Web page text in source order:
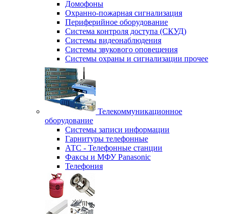
Домофоны
Охранно-пожарная сигнализация
Периферийное оборудование
Система контроля доступа (СКУД)
Системы видеонаблюдения
Системы звукового оповещения
Системы охраны и сигнализации прочее
Телекоммуникационное
оборудование
Системы записи информации
Гарнитуры телефонные
АТС - Телефонные станции
Факсы и МФУ Panasonic
Телефония